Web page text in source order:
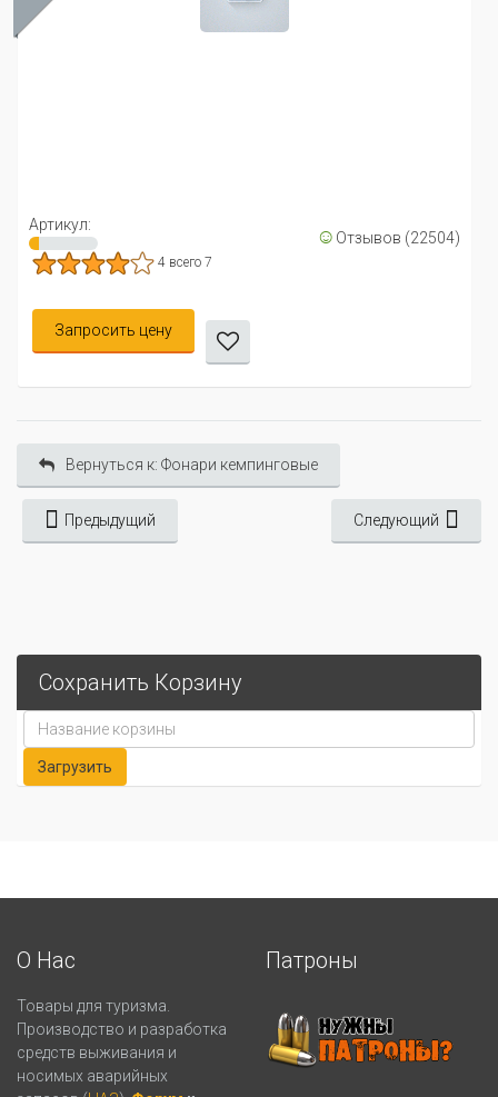
Артикул: ☺ Отзывов (22504)
4 всего 7
Запросить цену
Вернуться к: Фонари кемпинговые
Предыдущий Следующий
Сохранить Корзину
О Нас
Товары для туризма.
Производство и разработка
средств выживания и
носимых аварийных
Патроны